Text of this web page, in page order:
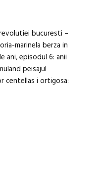
bucuresti –
marinela berza in
ani, episodul 6: anii
peisajul
centellas i ortigosa: